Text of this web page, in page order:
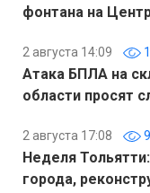
фонтана на
2 августа 14:09
Атака БПЛА на
области просят
2 августа 17:08
Неделя
города,